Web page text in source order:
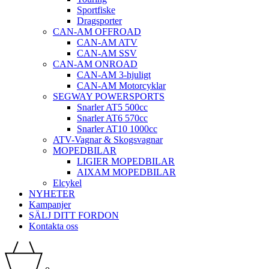
Sportfiske
Dragsporter
CAN-AM OFFROAD
CAN-AM ATV
CAN-AM SSV
CAN-AM ONROAD
CAN-AM 3-hjuligt
CAN-AM Motorcyklar
SEGWAY POWERSPORTS
Snarler AT5 500cc
Snarler AT6 570cc
Snarler AT10 1000cc
ATV-Vagnar & Skogsvagnar
MOPEDBILAR
LIGIER MOPEDBILAR
AIXAM MOPEDBILAR
Elcykel
NYHETER
Kampanjer
SÄLJ DITT FORDON
Kontakta oss